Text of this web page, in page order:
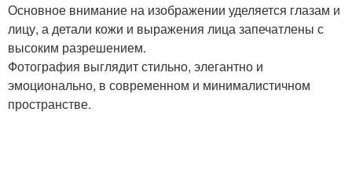
Основное внимание на изображении уделяется глазам и
лицу, а детали кожи и выражения лица запечатлены с
высоким разрешением.
Фотография выглядит стильно, элегантно и
эмоционально, в современном и минималистичном
пространстве.